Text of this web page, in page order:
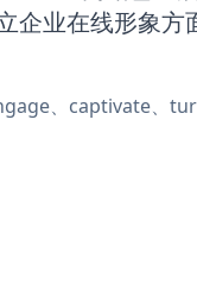
企业在线形象方
、captivate、